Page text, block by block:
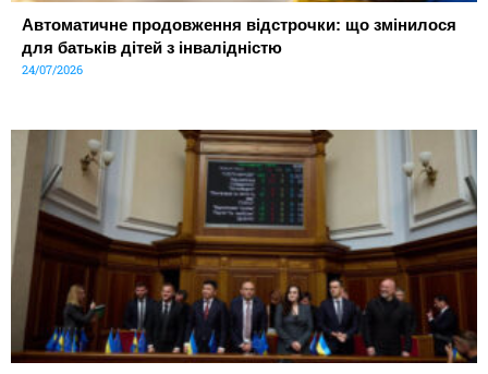
Автоматичне продовження відстрочки: що змінилося
для батьків дітей з інвалідністю
24/07/2026